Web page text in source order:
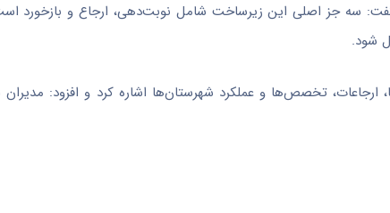
را شرط اصلی اجرای نسخه ۰۳ دانست و گفت: سه جز اصلی این زیرساخت شامل نوبت‌دهی، ارجاع و
شود.
تخصص‌ها و عملکرد شهرستان‌ها اشاره کرد و افزود: مدیران